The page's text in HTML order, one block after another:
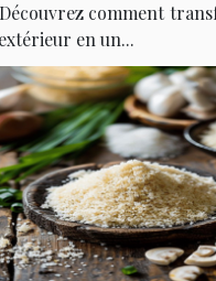
comment
en un...